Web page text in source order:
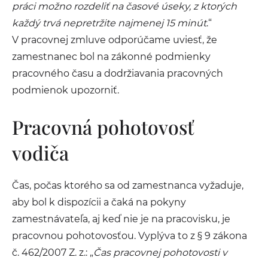
práci možno rozdeliť na časové úseky, z ktorých
každý trvá nepretržite najmenej 15 minút.“
V pracovnej zmluve odporúčame uviesť, že
zamestnanec bol na zákonné podmienky
pracovného času a dodržiavania pracovných
podmienok upozorniť.
Pracovná pohotovosť
vodiča
Čas, počas ktorého sa od zamestnanca vyžaduje,
aby bol k dispozícii a čaká na pokyny
zamestnávateľa, aj keď nie je na pracovisku, je
pracovnou pohotovosťou. Vyplýva to z § 9 zákona
č. 462/2007 Z. z.: „Čas pracovnej pohotovosti v